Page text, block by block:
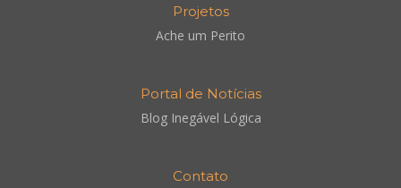
Projetos
Ache um Perito
Portal de Notícias
Blog Inegável Lógica
Contato